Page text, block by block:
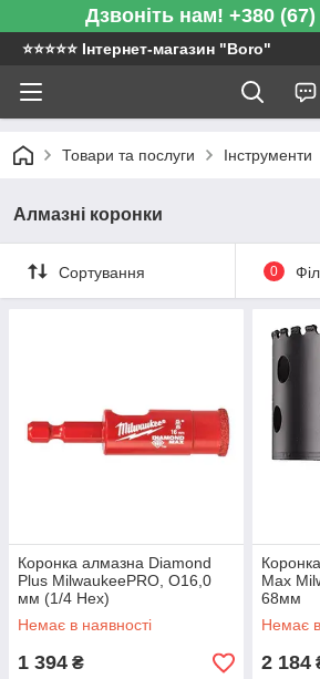
Дзвоніть нам! +380 (67)
⭐️⭐️⭐️⭐️⭐️ Інтернет-магазин "Boro"
Товари та послуги Інструменти
Алмазні коронки
Сортування 0
Коронка алмазна Diamond
Plus MilwaukeePRO, O16,0
мм (1/4 Hex)
Немає в наявності
1 394 ₴
Max
68мм
Немає
2 184